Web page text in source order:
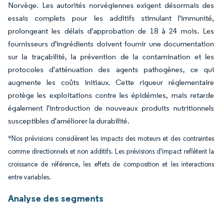
Norvège. Les autorités norvégiennes exigent désormais des
essais complets pour les additifs stimulant l'immunité,
prolongeant les délais d'approbation de 18 à 24 mois. Les
fournisseurs d'ingrédients doivent fournir une documentation
sur la traçabilité, la prévention de la contamination et les
protocoles d'atténuation des agents pathogènes, ce qui
augmente les coûts initiaux. Cette rigueur réglementaire
protège les exploitations contre les épidémies, mais retarde
également l'introduction de nouveaux produits nutritionnels
susceptibles d'améliorer la durabilité.
*Nos prévisions considèrent les impacts des moteurs et des contraintes
comme directionnels et non additifs. Les prévisions d'impact reflètent la
croissance de référence, les effets de composition et les interactions
entre variables.
Analyse des segments